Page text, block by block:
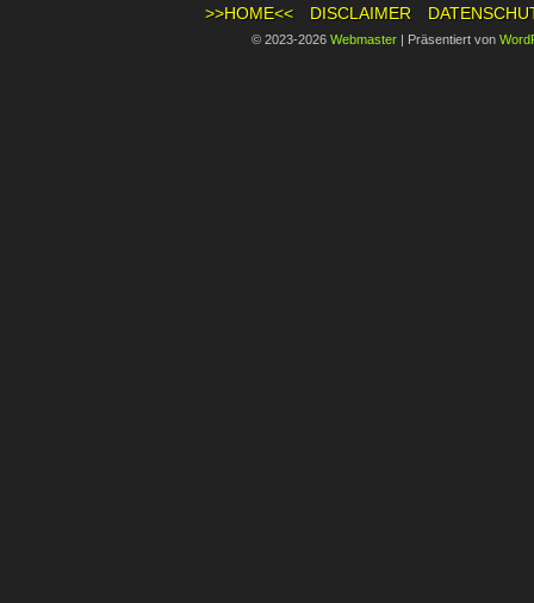
>>HOME<<
DISCLAIMER
© 2023-2026 Webmaster | Präsentiert von